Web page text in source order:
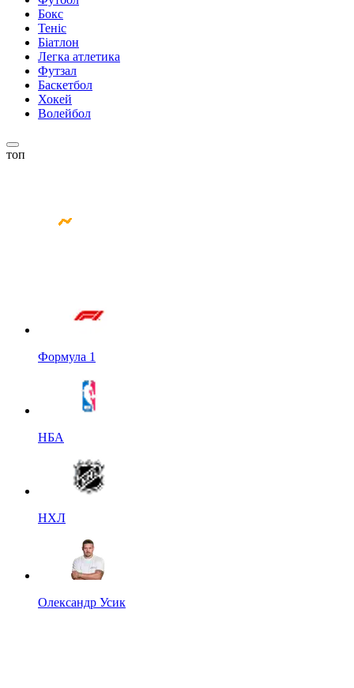
Бокс
Теніс
Біатлон
Легка атлетика
Футзал
Баскетбол
Хокей
Волейбол
топ
Формула 1
НБА
НХЛ
Олександр Усик